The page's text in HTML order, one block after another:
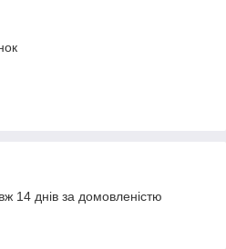
14 днів за домовленістю